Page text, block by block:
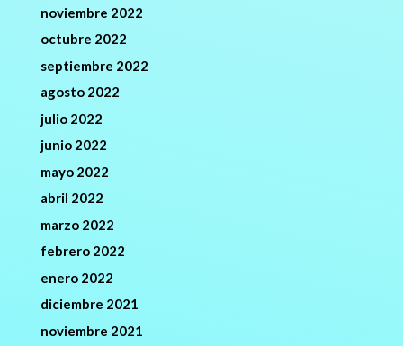
noviembre 2022
octubre 2022
septiembre 2022
agosto 2022
julio 2022
junio 2022
mayo 2022
abril 2022
marzo 2022
febrero 2022
enero 2022
diciembre 2021
noviembre 2021